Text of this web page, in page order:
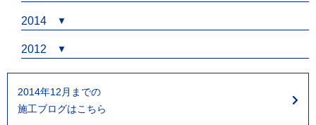
2014
2012
2014年12月までの
施工ブログはこちら